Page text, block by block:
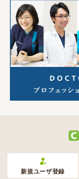
新規ユーザ登録